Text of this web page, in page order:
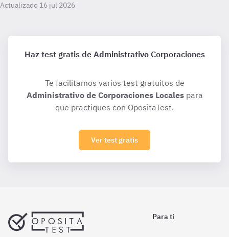
Actualizado 16 jul 2026
Haz test gratis de Administrativo Corporaciones
Te facilitamos varios test gratuitos de
Administrativo de Corporaciones Localespara
que practiques con OpositaTest.
Ver test gratis
Para ti